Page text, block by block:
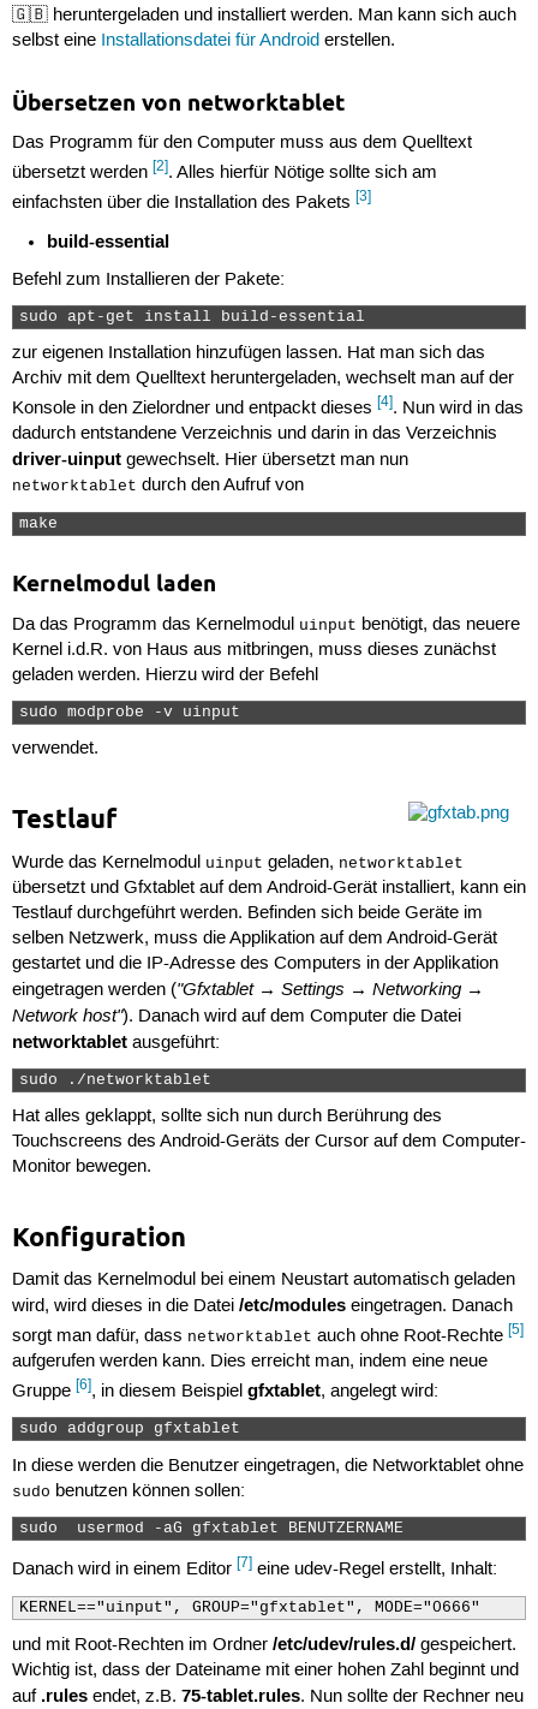
🇬🇧 heruntergeladen und installiert werden. Man kann sich auch
selbst eine Installationsdatei für Androiderstellen.
Übersetzen von networktablet
Das Programm für den Computer muss aus dem Quelltext
übersetzt werden [2]. Alles hierfür Nötige sollte sich am
einfachsten über die Installation des Pakets [3]
build-essential
Befehl zum Installieren der Pakete:
sudo apt-get install build-essential
zur eigenen Installation hinzufügen lassen. Hat man sich das
Archiv mit dem Quelltext heruntergeladen, wechselt man auf der
Konsole in den Zielordner und entpackt dieses [4]. Nun wird in das
dadurch entstandene Verzeichnis und darin in das Verzeichnis
driver-uinputgewechselt. Hier übersetzt man nun
networktablet durch den Aufruf von
make
Kernelmodul laden
Da das Programm das Kernelmodul uinput benötigt, das neuere
Kernel i.d.R. von Haus aus mitbringen, muss dieses zunächst
geladen werden. Hierzu wird der Befehl
sudo modprobe -v uinput
verwendet.
Testlauf
Wurde das Kernelmodul uinput geladen, networktablet
übersetzt und Gfxtablet auf dem Android-Gerät installiert, kann ein
Testlauf durchgeführt werden. Befinden sich beide Geräte im
selben Netzwerk, muss die Applikation auf dem Android-Gerät
gestartet und die IP-Adresse des Computers in der Applikation
eingetragen werden ("Gfxtablet → Settings → Networking →
Network host"). Danach wird auf dem Computer die Datei
networktabletausgeführt:
sudo ./networktablet
Hat alles geklappt, sollte sich nun durch Berührung des
Touchscreens des Android-Geräts der Cursor auf dem Computer-
Monitor bewegen.
Konfiguration
Damit das Kernelmodul bei einem Neustart automatisch geladen
wird, wird dieses in die Datei /etc/moduleseingetragen. Danach
sorgt man dafür, dass networktablet auch ohne Root-Rechte [5]
aufgerufen werden kann. Dies erreicht man, indem eine neue
Gruppe [6], in diesem Beispiel gfxtablet, angelegt wird:
sudo addgroup gfxtablet
In diese werden die Benutzer eingetragen, die Networktablet ohne
sudo benutzen können sollen:
sudo  usermod -aG gfxtablet BENUTZERNAME
Danach wird in einem Editor [7]eine udev-Regel erstellt, Inhalt:
KERNEL=="uinput", GROUP="gfxtablet", MODE="0666"
und mit Root-Rechten im Ordner /etc/udev/rules.d/gespeichert.
Wichtig ist, dass der Dateiname mit einer hohen Zahl beginnt und
auf .rulesendet, z.B. 75-tablet.rules. Nun sollte der Rechner neu